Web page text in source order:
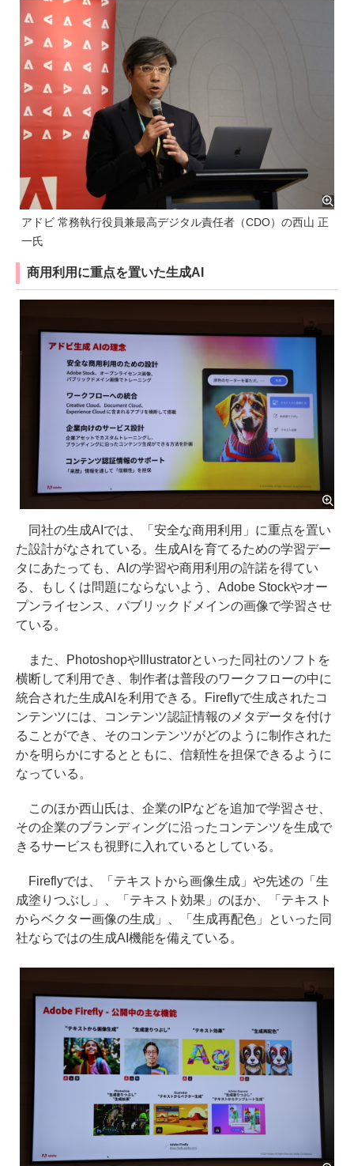
アドビ 常務執行役員兼最高デジタル責任者（CDO）の西山 正
一氏
商用利用に重点を置いた生成AI
同社の生成AIでは、「安全な商用利用」に重点を置い
た設計がなされている。生成AIを育てるための学習デー
タにあたっても、AIの学習や商用利用の許諾を得てい
る、もしくは問題にならないよう、Adobe Stockやオー
プンライセンス、パブリックドメインの画像で学習させ
ている。
また、PhotoshopやIllustratorといった同社のソフトを
横断して利用でき、制作者は普段のワークフローの中に
統合された生成AIを利用できる。Fireflyで生成されたコ
ンテンツには、コンテンツ認証情報のメタデータを付け
ることができ、そのコンテンツがどのように制作された
かを明らかにするとともに、信頼性を担保できるように
なっている。
このほか西山氏は、企業のIPなどを追加で学習させ、
その企業のブランディングに沿ったコンテンツを生成で
きるサービスも視野に入れているとしている。
Fireflyでは、「テキストから画像生成」や先述の「生
成塗りつぶし」、「テキスト効果」のほか、「テキスト
からベクター画像の生成」、「生成再配色」といった同
社ならではの生成AI機能を備えている。